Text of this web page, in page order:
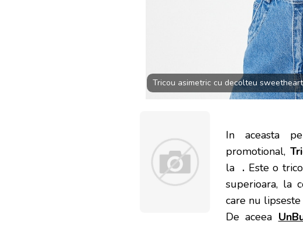
Tricou asimetric cu decolteu sweetheart
In aceasta
promotional,
la . Este o
superioara, la
care nu
De aceea